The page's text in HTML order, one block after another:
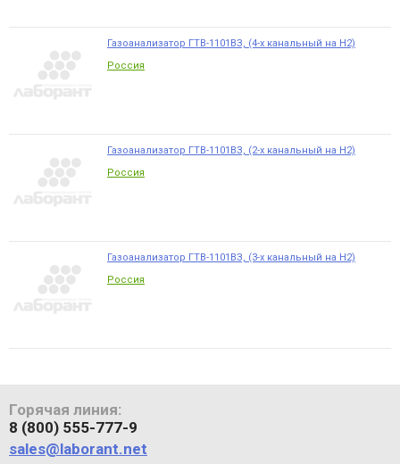
Газоанализатор ГТВ-1101ВЗ, (4-х канальный на Н2)
Россия
Газоанализатор ГТВ-1101ВЗ, (2-х канальный на Н2)
Россия
Газоанализатор ГТВ-1101ВЗ, (3-х канальный на Н2)
Россия
Горячая линия:
8 (800) 555-777-9
sales@laborant.net